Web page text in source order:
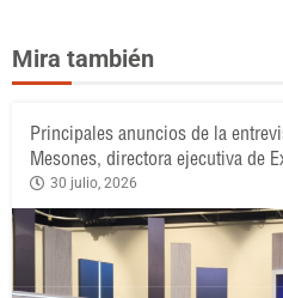
Mira también
Principales anuncios de la
Mesones, directora ejecutiva de
30 julio, 2026